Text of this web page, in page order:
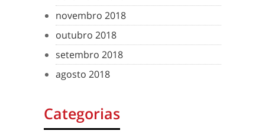
novembro 2018
outubro 2018
setembro 2018
agosto 2018
Categorias